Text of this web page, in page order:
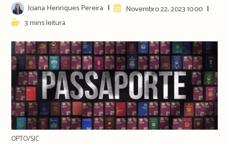
Post
author:
Joana Henriques Pereira
ArtigoNovembro 22, 2023 10:00
Reading3 mins leitura
OPTO/SIC